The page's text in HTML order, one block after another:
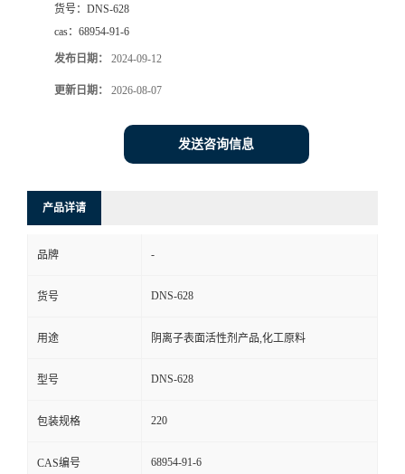
货号： DNS-628
cas： 68954-91-6
发布日期： 2024-09-12
更新日期： 2026-08-07
发送咨询信息
产品详请
品牌 -
货号 DNS-628
用途 阴离子表面活性剂产品,化工原料
型号 DNS-628
包装规格 220
CAS编号 68954-91-6